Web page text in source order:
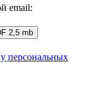
email:
2,5 mb
персональных